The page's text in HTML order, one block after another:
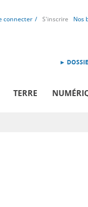
connecter S'inscrire Nos
►
TERRE